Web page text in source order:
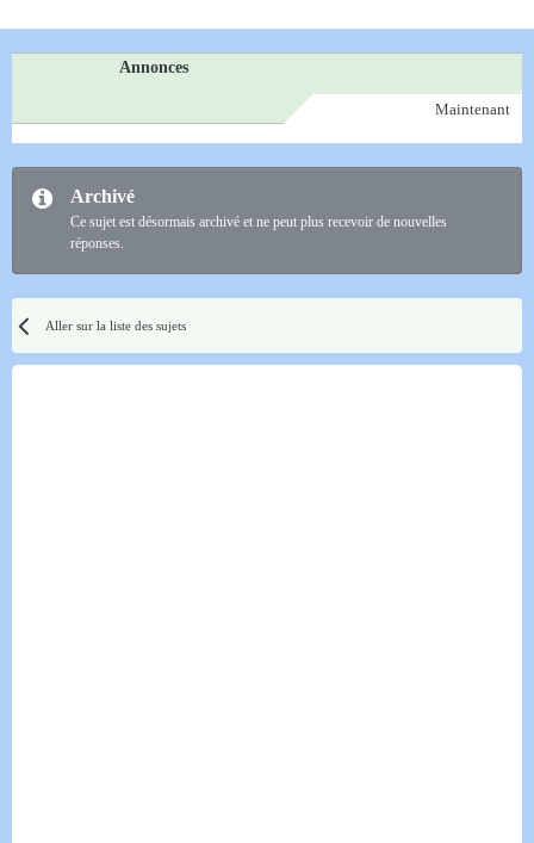
Annonces
Maintenant
Archivé
Ce sujet est désormais archivé et ne peut plus recevoir de nouvelles
réponses.
Aller sur la liste des sujets